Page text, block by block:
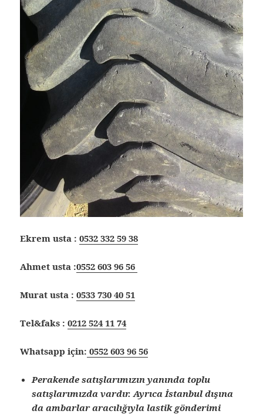
Ekrem usta :0532 332 59 38
Ahmet usta :0552 603 96 56
Murat usta :0533 730 40 51
Tel&faks :0212 524 11 74
Whatsapp için: 0552 603 96 56
Perakende satışlarımızın yanında toplu
satışlarımızda vardır. Ayrıca İstanbul dışına
da ambarlar aracılığıyla lastik gönderimi